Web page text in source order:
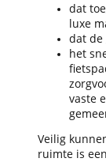
dat
luxe
dat de
het
vaste
Veilig
ruimte is